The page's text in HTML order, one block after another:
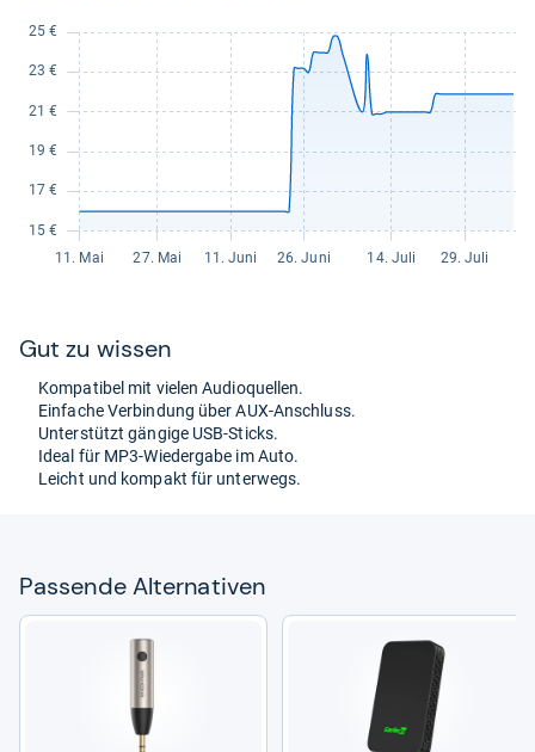
Gut zu wis­sen
Kom­pa­ti­bel mit vie­len Audio­quel­len.
Ein­fa­che Ver­bin­dung über AUX-​Anschluss.
Unter­stützt gän­gige USB-​Sticks.
Ideal für MP3-​Wie­der­gabe im Auto.
Leicht und kom­pakt für unter­wegs.
Pas­sende Alter­na­ti­ven